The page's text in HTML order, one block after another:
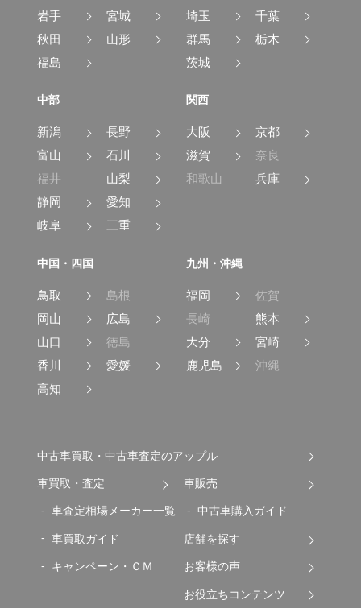
岩手
宮城
秋田
山形
福島
埼玉
千葉
群馬
栃木
茨城
中部
新潟
長野
富山
石川
福井
山梨
静岡
愛知
岐阜
三重
関西
大阪
京都
滋賀
奈良
和歌山
兵庫
中国・四国
鳥取
島根
岡山
広島
山口
徳島
香川
愛媛
高知
九州・沖縄
福岡
佐賀
長崎
熊本
大分
宮崎
鹿児島
沖縄
中古車買取・中古車査定のアップル
車買取・査定
車査定相場メーカー一覧
車買取ガイド
キャンペーン・ＣＭ
車販売
中古車購入ガイド
店舗を探す
お客様の声
お役立ちコンテンツ